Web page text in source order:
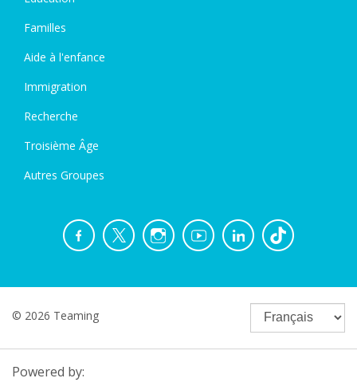
Familles
Aide à l'enfance
Immigration
Recherche
Troisième Âge
Autres Groupes
© 2026 Teaming
Powered by: